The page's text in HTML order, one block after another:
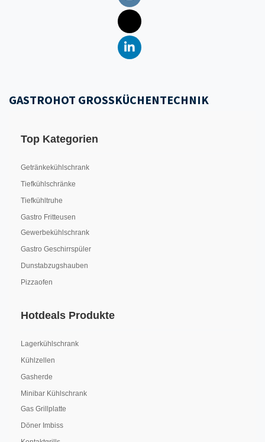
GASTROHOT GROSSKÜCHENTECHNIK
Top Kategorien
Getränkekühlschrank
Tiefkühlschränke
Tiefkühltruhe
Gastro Fritteusen
Gewerbekühlschrank
Gastro Geschirrspüler
Dunstabzugshauben
Pizzaofen
Hotdeals Produkte
Lagerkühlschrank
Kühlzellen
Gasherde
Minibar Kühlschrank
Gas Grillplatte
Döner Imbiss